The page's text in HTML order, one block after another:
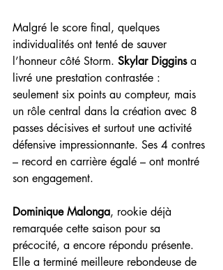
Malgré le score final, quelques
individualités ont tenté de sauver
l’honneur côté Storm. Skylar Diggins a
livré une prestation contrastée :
seulement six points au compteur, mais
un rôle central dans la création avec 8
passes décisives et surtout une activité
défensive impressionnante. Ses 4 contres
– record en carrière égalé – ont montré
son engagement.
Dominique Malonga, rookie déjà
remarquée cette saison pour sa
précocité, a encore répondu présente.
Elle a terminé meilleure rebondeuse de